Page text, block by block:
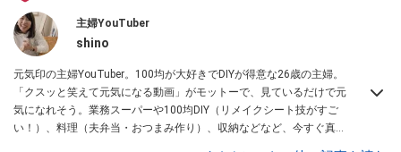
主婦YouTuber
shino
元気印の主婦YouTuber。100均が大好きでDIYが得意な26歳の主婦。
「クスッと笑えて元気になる動画」がモットーで、見ているだけで元
気になれそう。業務スーパーや100均DIY（リメイクシート技がすご
い！）、料理（夫弁当・おつまみ作り）、収納などなど、今すぐ真似